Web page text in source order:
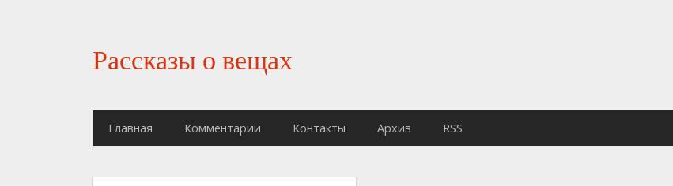
Рассказы о вещах
Главная Комментарии Контакты Архив RSS